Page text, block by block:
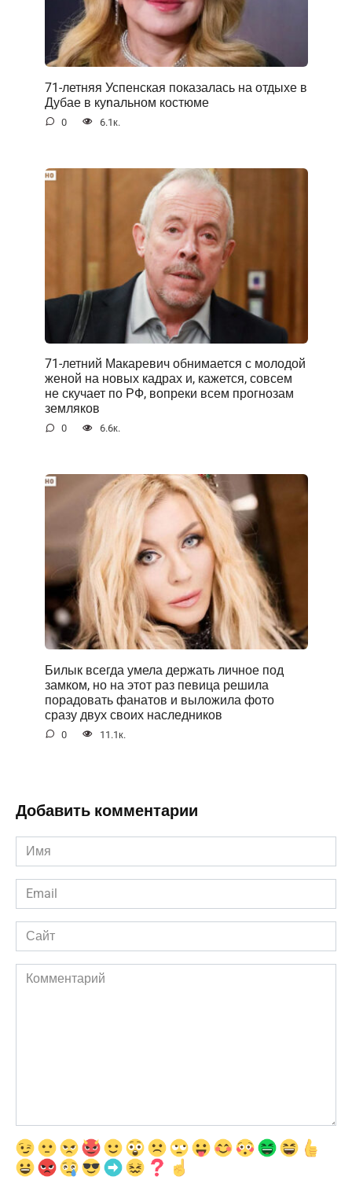
71-летняя Успенская показалась на отдыхе в
Дубае в куnальном костюме
0 6.1к.
71-летний Макаревич обнимается с молодой
женой на новых кадрах и, кажется, совсем
не скучает по РФ, вопреки всем прогнозам
земляков
0 6.6к.
Билык всегда умела держать личное под
замком, но на этот раз певица решила
порадовать фанатов и выложила фото
сразу двух своих наследников
0 11.1к.
Добавить комментарии
Имя
*
Email
*
Сайт
Комментарий